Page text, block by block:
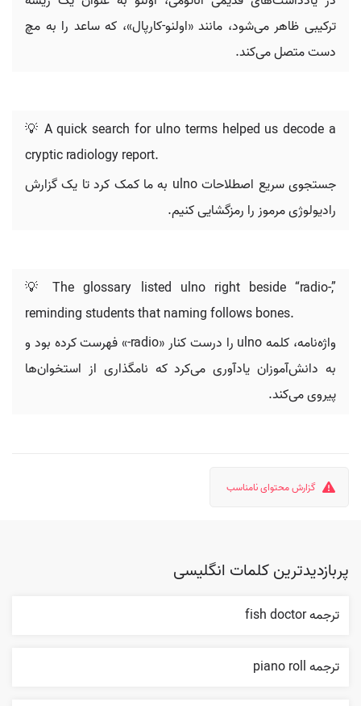
ترکیبی ظاهر می‌شود، مانند «اولنو-کارپال»، که ساعد را به مچ
دست متصل می‌کند.
💡 A quick search for ulno terms helped us decode a
cryptic radiology report.
جستجوی سریع اصطلاحات ulno به ما کمک کرد تا یک گزارش
رادیولوژی مرموز را رمزگشایی کنیم.
💡 The glossary listed ulno right beside “radio-,”
reminding students that naming follows bones.
واژه‌نامه، کلمه ulno را درست کنار «radio-» فهرست کرده بود و
به دانش‌آموزان یادآوری می‌کرد که نامگذاری از استخوان‌ها
پیروی می‌کند.
گزارش محتوای نامناسب
پربازدیدترین کلمات انگلیسی
ترجمه fish doctor
ترجمه piano roll